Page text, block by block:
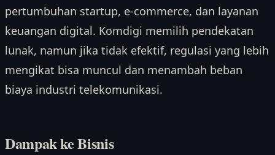
pertumbuhan startup, e-commerce, dan layanan
keuangan digital. Komdigi memilih pendekatan
lunak, namun jika tidak efektif, regulasi yang lebih
mengikat bisa muncul dan menambah beban
biaya industri telekomunikasi.
Dampak ke Bisnis